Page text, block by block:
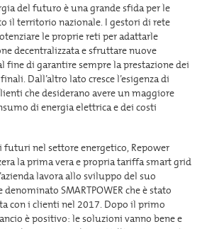
del futuro è una grande sfida per le
il territorio nazionale. I gestori di rete
le proprie reti per adattarle
decentralizzata e sfruttare nuove
fine di garantire sempre la prestazione dei
Dall’altro lato cresce l’esigenza di
che desiderano avere un maggiore
di energia elettrica e dei costi
nel settore energetico, Repower
la prima vera e propria tariffa smart grid
lavora allo sviluppo del suo
SMARTPOWER che è stato
con i clienti nel 2017. Dopo il primo
è positivo: le soluzioni vanno bene e